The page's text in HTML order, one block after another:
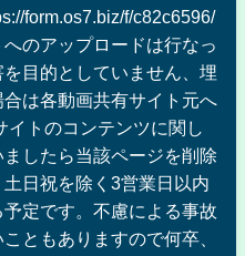
form.os7.biz/f/c82c6596/
のアップロードは行なっ
目的としていません、埋
は各動画共有サイト元へ
イトのコンテンツに関し
したら当該ページを削除
日祝を除く3営業日以内
定です。不慮による事故
ともありますので何卒、